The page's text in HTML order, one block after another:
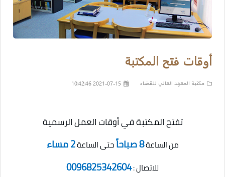
أوقات فتح المكتبة
2021-07-15 10:42:46 مكتبة المعهد العالي للقضاء
تفتح المكتبة في أوقات العمل الرسمية
من الساعة8 صباحاً حتى الساعة2 مساء
للاتصال :0096825342604